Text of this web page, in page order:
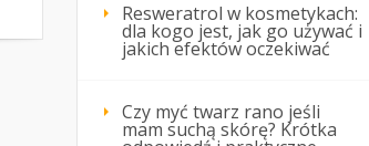
Resweratrol w kosmetykach:
dla kogo jest, jak go używać i
jakich efektów oczekiwać
Czy myć twarz rano jeśli
mam suchą skórę? Krótka